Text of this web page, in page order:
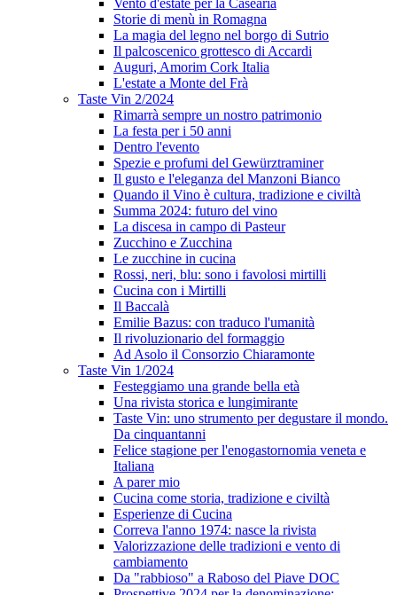
Vento d'estate per la Casearia
Storie di menù in Romagna
La magia del legno nel borgo di Sutrio
Il palcoscenico grottesco di Accardi
Auguri, Amorim Cork Italia
L'estate a Monte del Frà
Taste Vin 2/2024
Rimarrà sempre un nostro patrimonio
La festa per i 50 anni
Dentro l'evento
Spezie e profumi del Gewürztraminer
Il gusto e l'eleganza del Manzoni Bianco
Quando il Vino è cultura, tradizione e civiltà
Summa 2024: futuro del vino
La discesa in campo di Pasteur
Zucchino e Zucchina
Le zucchine in cucina
Rossi, neri, blu: sono i favolosi mirtilli
Cucina con i Mirtilli
Il Baccalà
Emilie Bazus: con traduco l'umanità
Il rivoluzionario del formaggio
Ad Asolo il Consorzio Chiaramonte
Taste Vin 1/2024
Festeggiamo una grande bella età
Una rivista storica e lungimirante
Taste Vin: uno strumento per degustare il mondo.
Da cinquantanni
Felice stagione per l'enogastornomia veneta e
Italiana
A parer mio
Cucina come storia, tradizione e civiltà
Esperienze di Cucina
Correva l'anno 1974: nasce la rivista
Valorizzazione delle tradizioni e vento di
cambiamento
Da "rabbioso" a Raboso del Piave DOC